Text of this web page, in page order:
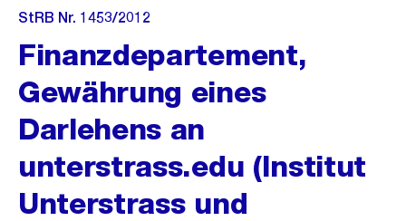
StRB Nr. 1453/2012
Finanzdepartement,
Gewährung eines
Darlehens an
unterstrass.edu (Institut
Unterstrass und